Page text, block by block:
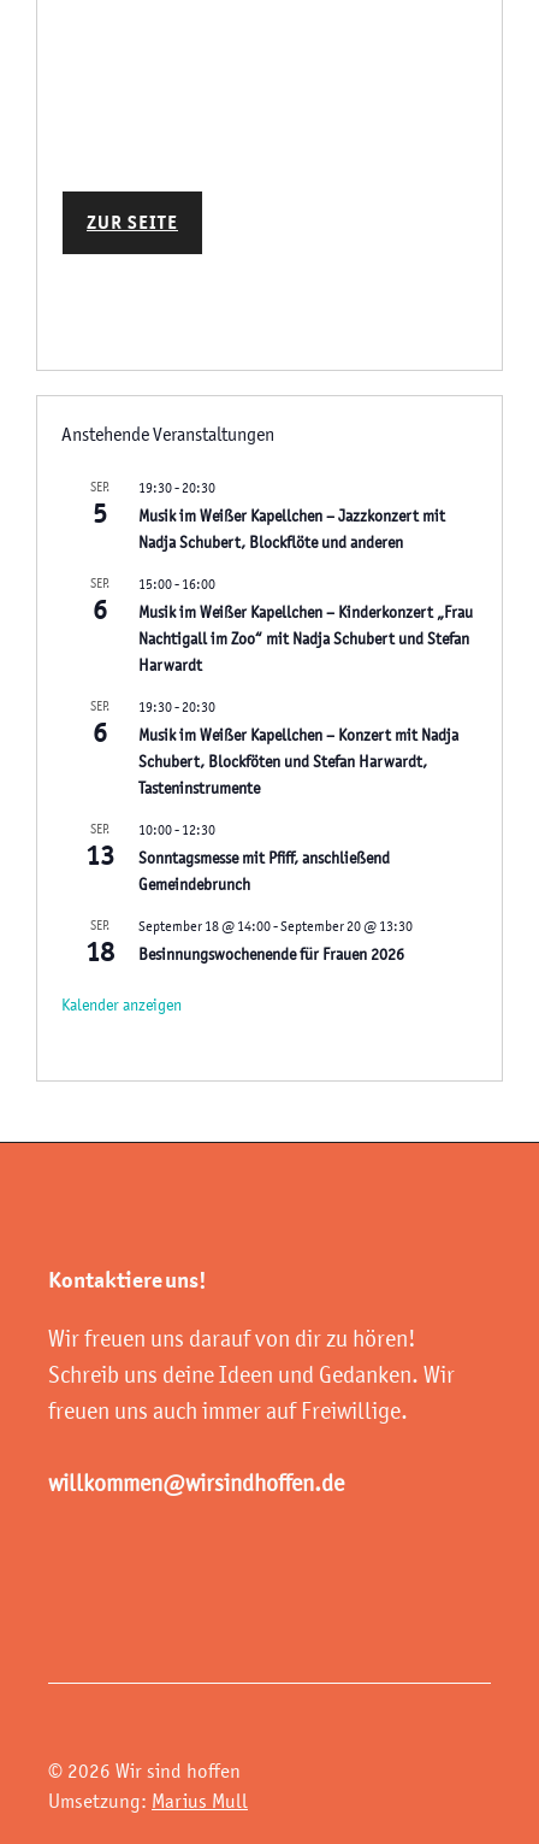
ZUR SEITE
Anstehende Veranstaltungen
SEP.
5
19:30- 20:30
Musik im Weißer Kapellchen – Jazzkonzert mit
Nadja Schubert, Blockflöte und anderen
SEP.
6
15:00- 16:00
Musik im Weißer Kapellchen – Kinderkonzert „Frau
Nachtigall im Zoo“ mit Nadja Schubert und Stefan
Harwardt
SEP.
6
19:30- 20:30
Musik im Weißer Kapellchen – Konzert mit Nadja
Schubert, Blockföten und Stefan Harwardt,
Tasteninstrumente
SEP.
13
10:00- 12:30
Sonntagsmesse mit Pfiff, anschließend
Gemeindebrunch
SEP.
18
September 18 @ 14:00-September 20 @ 13:30
Besinnungswochenende für Frauen 2026
Kalender anzeigen
Kontaktiere uns!
Wir freuen uns darauf von dir zu hören!
Schreib uns deine Ideen und Gedanken. Wir
freuen uns auch immer auf Freiwillige.
willkommen@wirsindhoffen.de
© 2026 Wir sind hoffen
Umsetzung: Marius Mull